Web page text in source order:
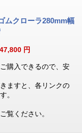
ムクローラ280mm幅
円
購入できるので、安
ますと、各リンクの
。
覧ください。